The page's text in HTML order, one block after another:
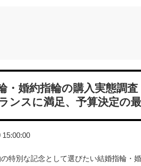
・婚約指輪の購入実態調
ンスに満足、予算決定の
15:00:00
特別な記念として選びたい結婚指輪・婚